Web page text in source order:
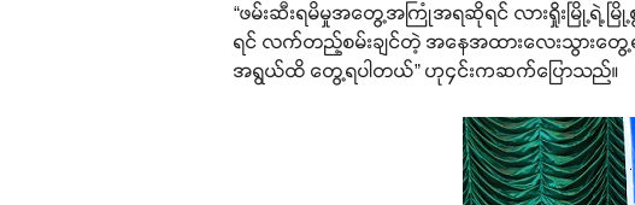
“ဖမ်းဆီးရမိမှုအတွေ့အကြုံအရဆိုရင် လားရှိုးမြို့ရဲ့
ရင် လက်တည့်စမ်းချင်တဲ့ အနေအထားလေးသွားတွ
အရွယ်ထိ တွေ့ရပါတယ်” ဟု၄င်းကဆက်ပြောသည်။